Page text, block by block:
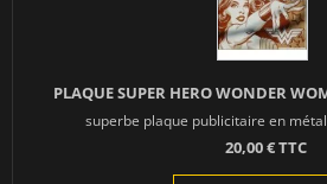
PLAQUE SUPER HERO WONDER
superbe plaque publicitaire en
20,00 € TTC